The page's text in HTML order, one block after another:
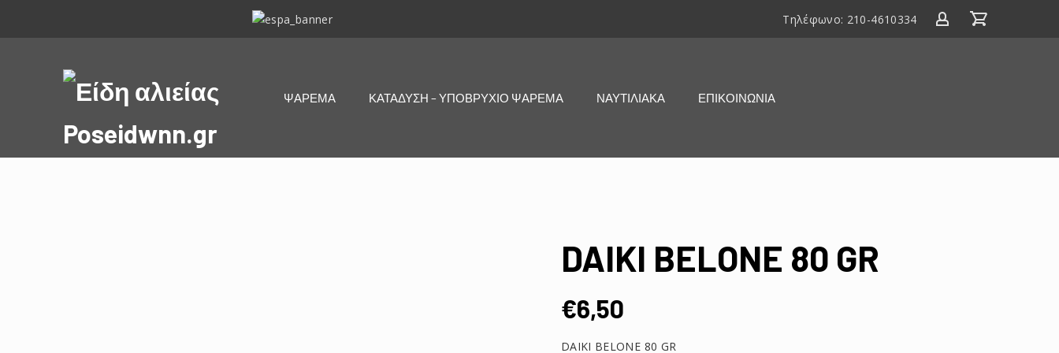
ΕΣΠΑ
Τηλέφωνο: 210-4610334
Είδη
αλιείας
ΨΑΡΕΜΑ ΚΑΤΑΔΥΣΗ – ΥΠΟΒΡΥΧΙΟ ΨΑΡΕΜΑ ΝΑΥΤΙΛΙΑΚΑ ΕΠΙΚΟΙΝΩΝΙΑ
DAIKI BELONE 80 GR
€6,50
DAIKI BELONE 80 GR